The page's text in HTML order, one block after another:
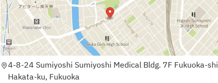
4-8-24 Sumiyoshi Sumiyoshi Medical Bldg. 7F Fukuoka-shi
Hakata-ku, Fukuoka